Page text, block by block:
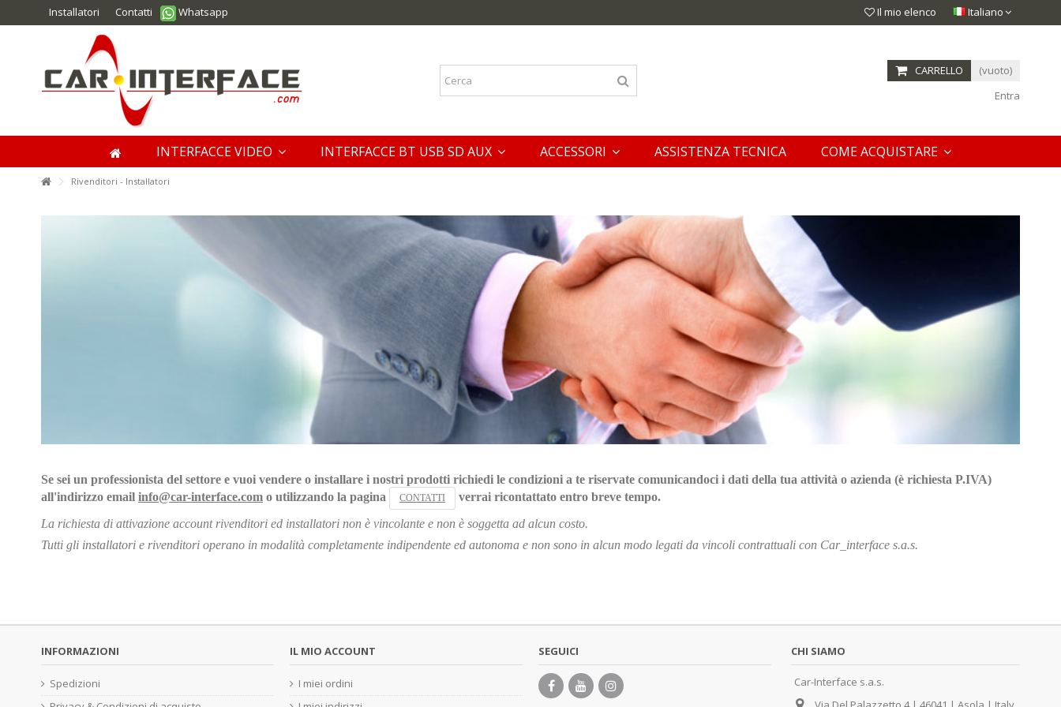
Installatori Contatti Whatsapp Italiano
Il mio elenco
CARRELLO
(vuoto)
Entra
INTERFACCE VIDEO INTERFACCE BT USB SD AUX ACCESSORI ASSISTENZA TECNICA COME ACQUISTARE
Rivenditori - Installatori
Se sei un professionista del settore e vuoi vendere o installare i nostri prodotti richiedi le condizioni a te riservate comunicandoci i dati della tua attività o azienda (è richiesta P.IVA)
all'indirizzo email info@car-interface.com o utilizzando la pagina CONTATTI
verrai ricontattato entro breve tempo.
La richiesta di attivazione account rivenditori ed installatori non è vincolante e non è soggetta ad alcun costo.
Tutti gli installatori e rivenditori operano in modalità completamente indipendente ed autonoma e non sono in alcun modo legati da vincoli contrattuali con Car_interface s.a.s.
INFORMAZIONI
Spedizioni
IL MIO ACCOUNT
I miei ordini
SEGUICI CHI SIAMO
Car-Interface s.a.s.